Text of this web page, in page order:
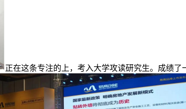
正在这条专注的上，考入大学攻读研究生。成绩